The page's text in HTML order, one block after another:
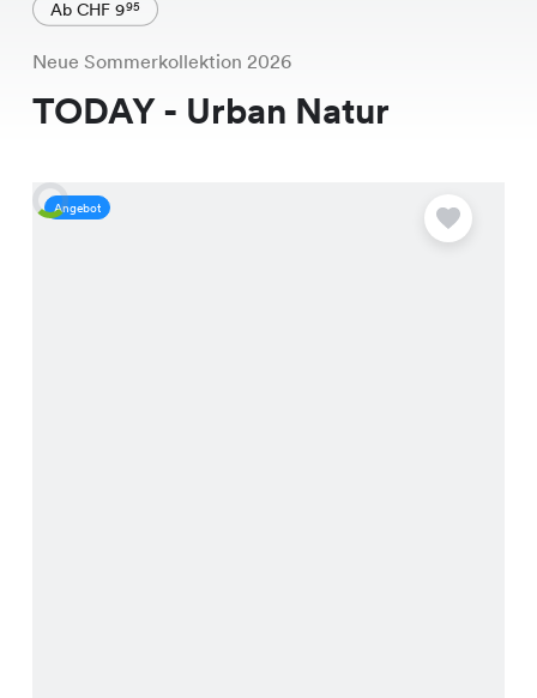
Ab CHF 995
Neue Sommerkollektion 2026
TODAY - Urban Natur
Angebot